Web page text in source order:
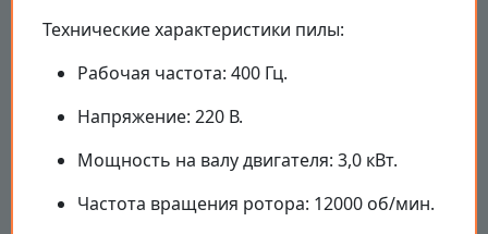
Технические характеристики пилы:
Рабочая частота: 400 Гц.
Напряжение: 220 В.
Мощность на валу двигателя: 3,0 кВт.
Частота вращения ротора: 12000 об/мин.